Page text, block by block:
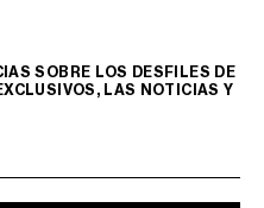
SOBRE LOS DESFILES DE
LAS NOTICIAS Y